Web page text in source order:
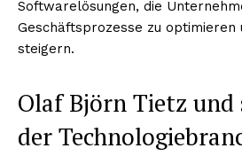
Softwarelösungen, die
Geschäftsprozesse zu optimieren
steigern.
Olaf Björn Tietz und
der